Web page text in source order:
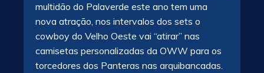
multidão do Palaverde este ano tem uma
nova atração, nos intervalos dos sets o
cowboy do Velho Oeste vai “atirar” nas
camisetas personalizadas da OWW para os
torcedores dos Panteras nas arquibancadas.